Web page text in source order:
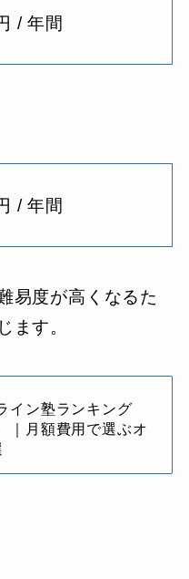
/ 年間
/ 年間
易度が高くなるた
ます。
イン塾ランキング
｜月額費用で選ぶオ